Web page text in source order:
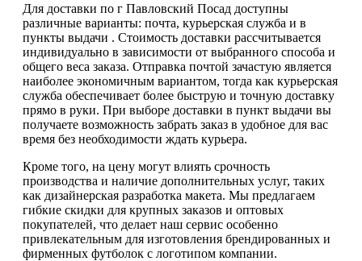
Для доставки по г Павловский Посад доступны
различные варианты: почта, курьерская служба и в
пункты выдачи . Стоимость доставки рассчитывается
индивидуально в зависимости от выбранного способа и
общего веса заказа. Отправка почтой зачастую является
наиболее экономичным вариантом, тогда как курьерская
служба обеспечивает более быструю и точную доставку
прямо в руки. При выборе доставки в пункт выдачи вы
получаете возможность забрать заказ в удобное для вас
время без необходимости ждать курьера.
Кроме того, на цену могут влиять срочность
производства и наличие дополнительных услуг, таких
как дизайнерская разработка макета. Мы предлагаем
гибкие скидки для крупных заказов и оптовых
покупателей, что делает наш сервис особенно
привлекательным для изготовления брендированных и
фирменных футболок с логотипом компании.